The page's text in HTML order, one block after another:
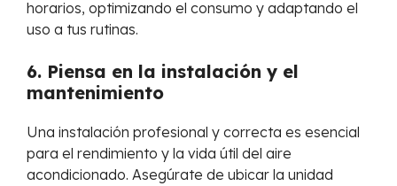
horarios, optimizando el consumo y adaptando el
uso a tus rutinas.
6. Piensa en la instalación y el
mantenimiento
Una instalación profesional y correcta es esencial
para el rendimiento y la vida útil del aire
acondicionado. Asegúrate de ubicar la unidad